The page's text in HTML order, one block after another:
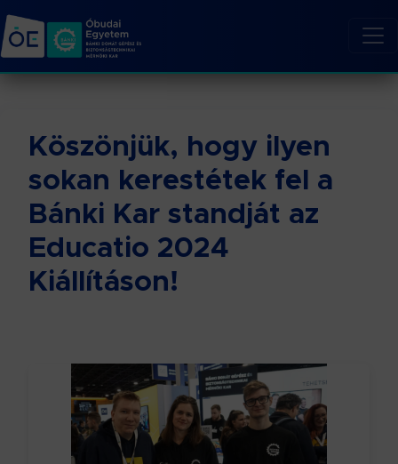
Köszönjük, hogy ilyen
sokan kerestétek fel a
Bánki Kar standját az
Educatio 2024
Kiállításon!